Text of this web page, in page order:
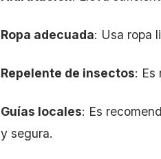
Ropa adecuada: Usa ropa
Repelente de insectos: Es
Guías locales: Es
y segura.